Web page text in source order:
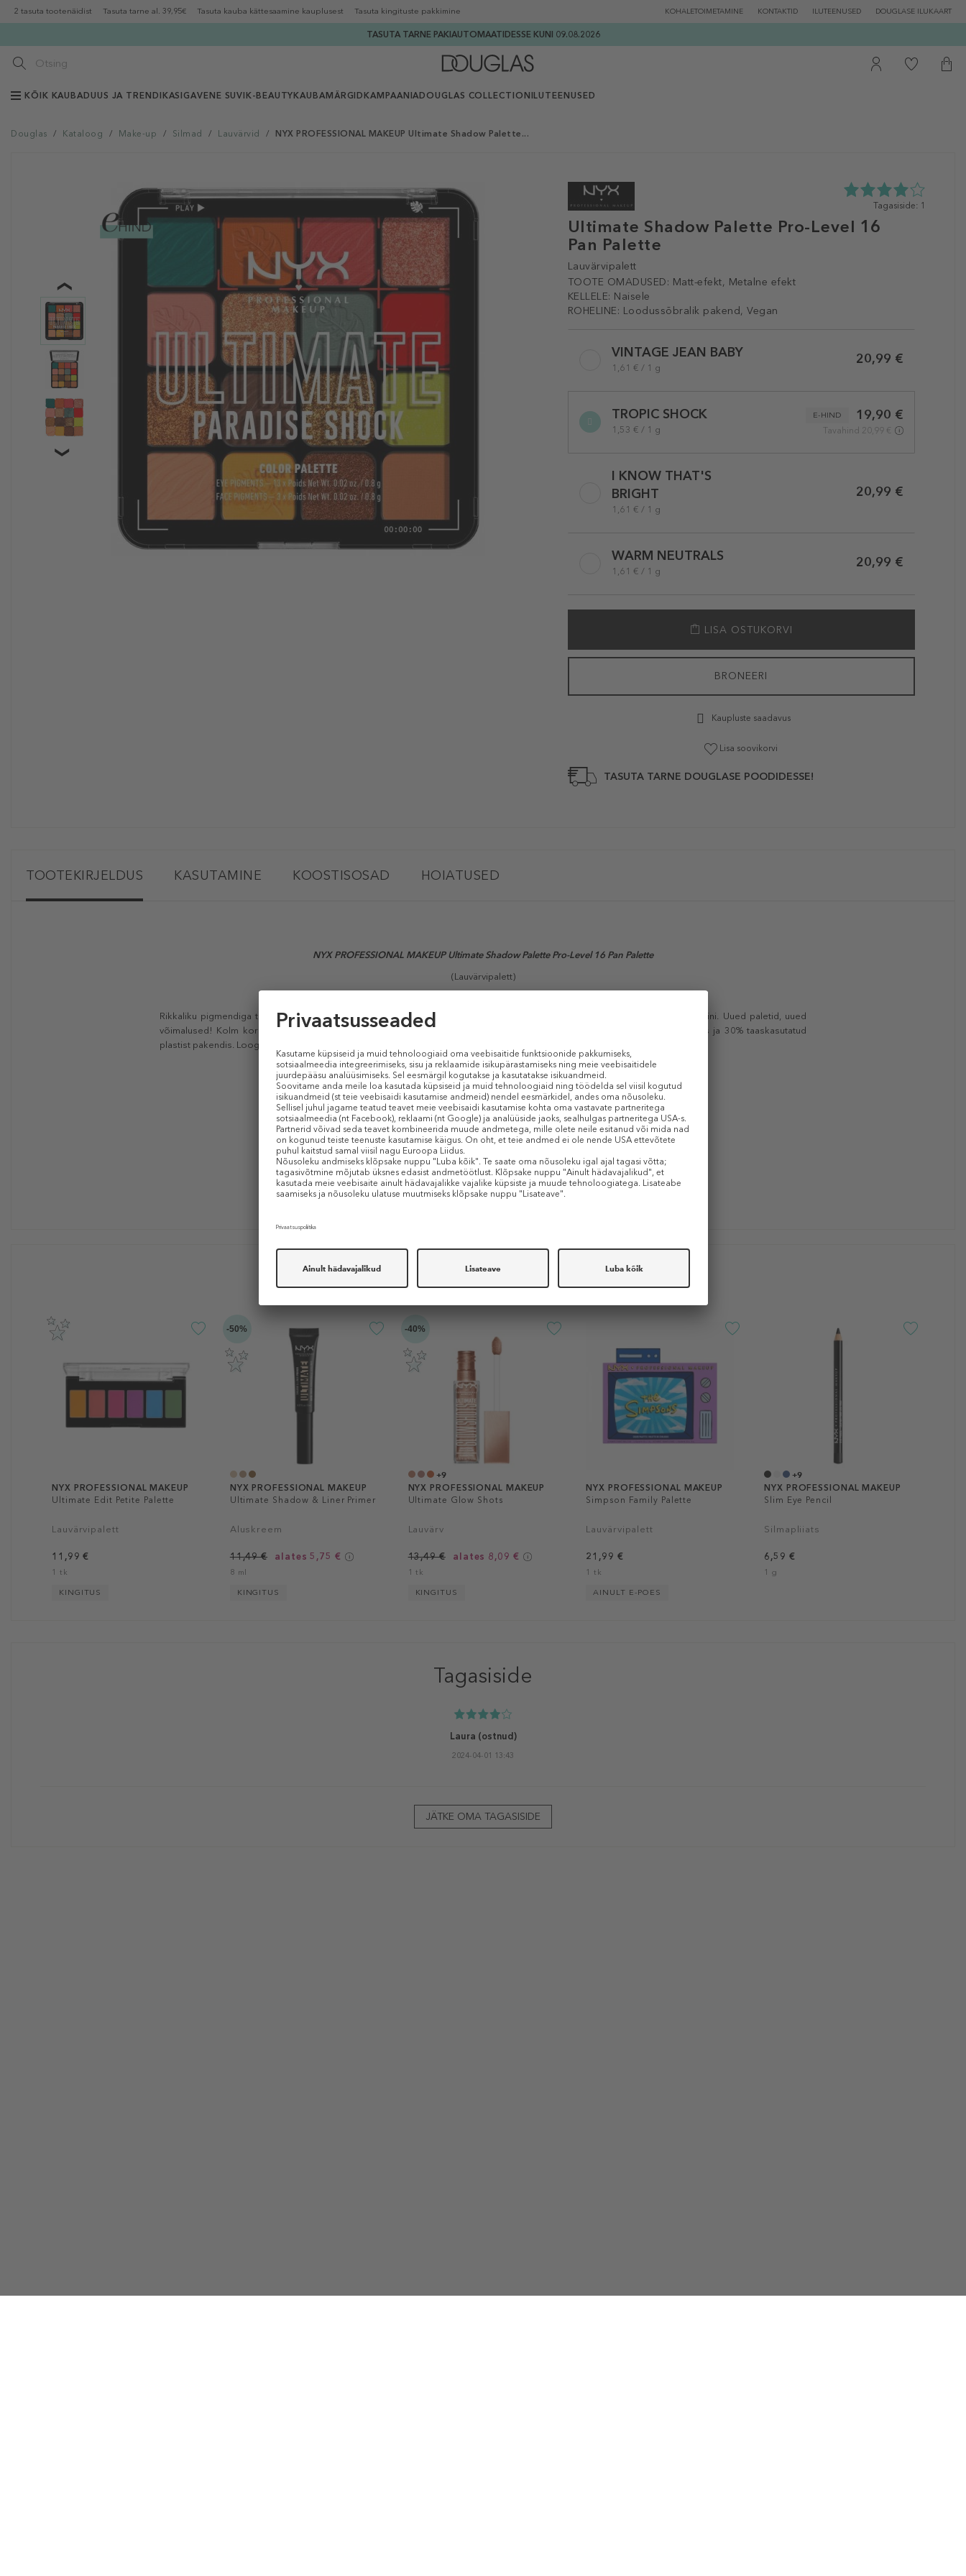
2 tasuta tootenäidist Tasuta tarne al. 39,95€ Tasuta kauba kättesaamine kauplusest Tasuta kingituste pakkimine KOHALETOIMETAMINE KONTAKTID ILUTEENUSED DOUGLASE ILUKAART
TASUTA TARNE PAKIAUTOMAATIDESSE KUNI 09.08.2026
KÕIK KAUBADUUS JA TRENDIKAS IGAVENE SUVI K-BEAUTY KAUBAMÄRGID KAMPAANIADOUGLAS COLLECTION ILUTEENUSED
Douglas / Kataloog / Make-up / Silmad / Lauvärvid / NYX PROFESSIONAL MAKEUP Ultimate Shadow Palette...
Ultimate Shadow Palette Pro-Level 16
Pan Palette
Lauvärvipalett
TOOTE OMADUSED: Matt-efekt, Metalne efekt
KELLELE: Naisele
ROHELINE: Loodussõbralik pakend, Vegan
4.0
5st
Tagasiside: 1
variationVINTAGE JEAN BABY
1,61 € / 1 g
20,99 €
TROPIC SHOCK
1,53 € / 1 g
19,90 €
E-HIND
Tavahind 20,99 €
I KNOW THAT'S
BRIGHT
1,61 € / 1 g
20,99 €
WARM NEUTRALS
1,61 € / 1 g
20,99 €
LISA OSTUKORVI
BRONEERI
Kaupluste saadavus
Lisa soovikorvi
TASUTA TARNE DOUGLASE POODIDESSE!
TOOTEKIRJELDUS KASUTAMINE KOOSTISOSAD HOIATUSED
NYX PROFESSIONAL MAKEUP Ultimate Shadow Palette Pro-Level 16 Pan Palette
(Lauvärvipalett)
Rikkaliku pigmendiga toonid – mattidest kreemjate metallik ja läikivateni. Intensiivsed värvid erksavärvilisest neutraalse beežini. Uued paletid, uued
võimalused! Kolm korda tugevam pigment ühe tõmbega ja 100% vegankoostis! Nüüd kaks korda kergemas, 40% õhemas ja 30% taaskasutatud
plastist pakendis. Looge täiuslik meik meie valitud ja täiustatud vegan-lauvärvipalettidega
TOOTE OMADUSED
Sarnased tooted
NYX PROFESSIONAL MAKEUP
Ultimate Edit Petite Palette
Lauvärvipalett
11,99 €
1 tk
KINGITUS
-50%
NYX PROFESSIONAL MAKEUP
Ultimate Shadow & Liner Primer
Aluskreem
11,49 € alates 5,75 €
8 ml
KINGITUS
-40%
+9
NYX PROFESSIONAL MAKEUP
Ultimate Glow Shots
Lauvärv
13,49 € alates 8,09 €
1 tk
KINGITUS
NYX PROFESSIONAL MAKEUP
Simpson Family Palette
Lauvärvipalett
21,99 €
1 tk
AINULT E-POES
+9
NYX PROFESSIONAL MAKEUP
Slim Eye Pencil
Silmapliiats
6,59 €
1 g
Tagasiside
Laura (ostnud)
2024-04-01 13:43
JÄTKE OMA TAGASISIDE